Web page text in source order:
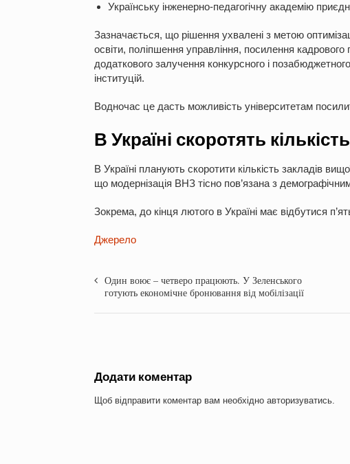
Українську інженерно-педагогічну академію
Зазначається, що рішення ухвалені з метою
освіти, поліпшення управління, посилення
додаткового залучення конкурсного і
інституцій.
Водночас це дасть можливість університетам
В Україні скоротять
В Україні планують скоротити кількість закладів
що модернізація ВНЗ тісно пов’язана з
Зокрема, до кінця лютого в Україні має відбутися
Джерело
Один воює – четверо працюють. У Зеленського
готують економічне бронювання від мобілізації
Додати коментар
Щоб відправити коментар вам необхідно авторизуватись.